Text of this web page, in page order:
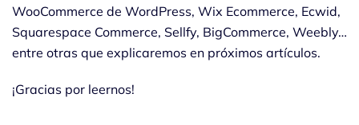
WooCommerce de WordPress, Wix Ecommerce, Ecwid,
Squarespace Commerce, Sellfy, BigCommerce, Weebly…
entre otras que explicaremos en próximos artículos.
¡Gracias por leernos!